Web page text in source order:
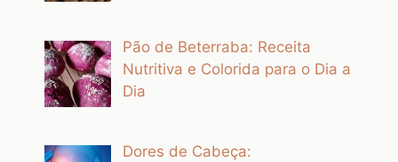
Pão de Beterraba: Receita
Nutritiva e Colorida para o Dia a
Dia
Dores de Cabeça: